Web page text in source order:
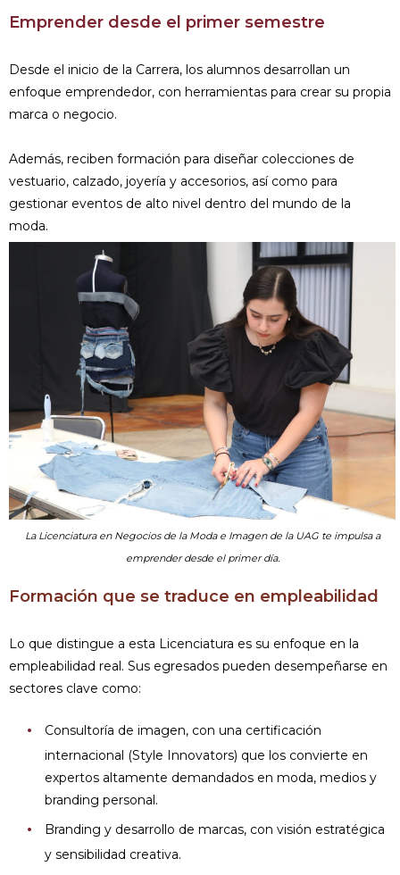
Emprender desde el primer semestre
Desde el inicio de la Carrera, los alumnos desarrollan un
enfoque emprendedor, con herramientas para crear su propia
marca o negocio.
Además, reciben formación para diseñar colecciones de
vestuario, calzado, joyería y accesorios, así como para
gestionar eventos de alto nivel dentro del mundo de la
moda.
La Licenciatura en Negocios de la Moda e Imagen de la UAG te impulsa a
emprender desde el primer día.
Formación que se traduce en empleabilidad
Lo que distingue a esta Licenciatura es su enfoque en la
empleabilidad real. Sus egresados pueden desempeñarse en
sectores clave como:
Consultoría de imagen, con una certificación
internacional (Style Innovators) que los convierte en
expertos altamente demandados en moda, medios y
branding personal.
Branding y desarrollo de marcas, con visión estratégica
y sensibilidad creativa.